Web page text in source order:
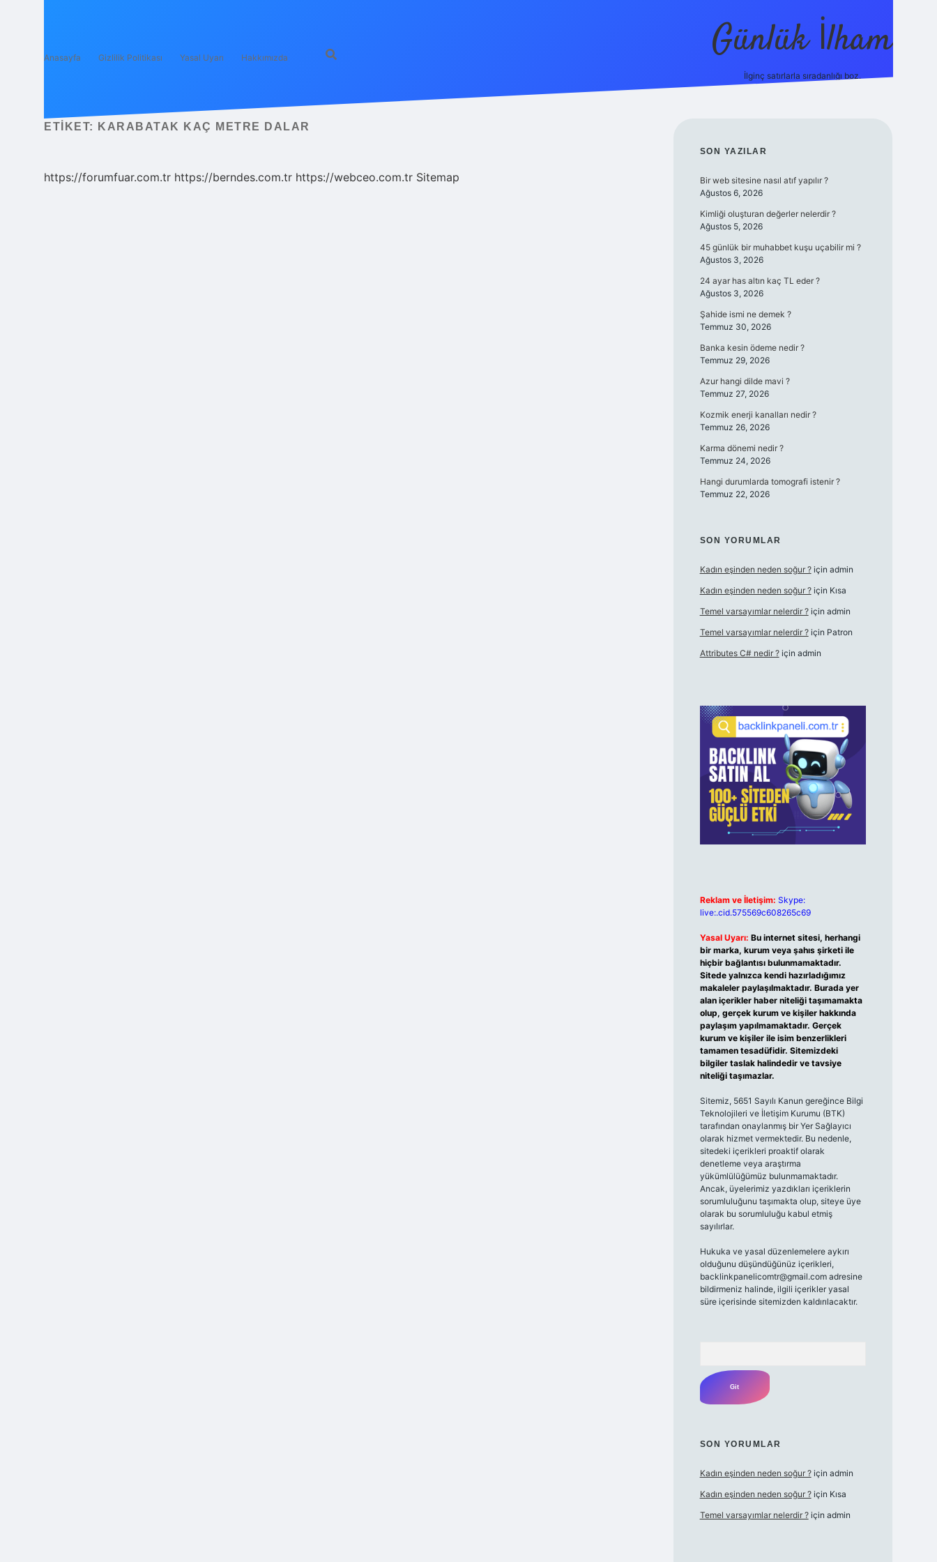
Anasayfa Gizlilik Politikası Yasal Uyarı Hakkımızda Günlük İlham
İlginç satırlarla sıradanlığı boz.
ETIKET: KARABATAK KAÇ METRE DALAR
https://forumfuar.com.tr https://berndes.com.tr https://webceo.com.tr Sitemap
SIDEBAR
SON YAZILAR
Bir web sitesine nasıl atıf yapılır ?
Ağustos 6, 2026
Kimliği oluşturan değerler nelerdir ?
Ağustos 5, 2026
45 günlük bir muhabbet kuşu uçabilir mi ?
Ağustos 3, 2026
24 ayar has altın kaç TL eder ?
Ağustos 3, 2026
Şahide ismi ne demek ?
Temmuz 30, 2026
Banka kesin ödeme nedir ?
Temmuz 29, 2026
Azur hangi dilde mavi ?
Temmuz 27, 2026
Kozmik enerji kanalları nedir ?
Temmuz 26, 2026
Karma dönemi nedir ?
Temmuz 24, 2026
Hangi durumlarda tomografi istenir ?
Temmuz 22, 2026
SON YORUMLAR
Kadın eşinden neden soğur ?için admin
Kadın eşinden neden soğur ?için Kısa
Temel varsayımlar nelerdir ?için admin
Temel varsayımlar nelerdir ?için Patron
Attributes C# nedir ?için admin
Reklam ve İletişim: Skype:
live:.cid.575569c608265c69
Yasal Uyarı: Bu internet sitesi, herhangi
bir marka, kurum veya şahıs şirketi ile
hiçbir bağlantısı bulunmamaktadır.
Sitede yalnızca kendi hazırladığımız
makaleler paylaşılmaktadır. Burada yer
alan içerikler haber niteliği taşımamakta
olup, gerçek kurum ve kişiler hakkında
paylaşım yapılmamaktadır. Gerçek
kurum ve kişiler ile isim benzerlikleri
tamamen tesadüfidir. Sitemizdeki
bilgiler taslak halindedir ve tavsiye
niteliği taşımazlar.
Sitemiz, 5651 Sayılı Kanun gereğince Bilgi
Teknolojileri ve İletişim Kurumu (BTK)
tarafından onaylanmış bir Yer Sağlayıcı
olarak hizmet vermektedir. Bu nedenle,
sitedeki içerikleri proaktif olarak
denetleme veya araştırma
yükümlülüğümüz bulunmamaktadır.
Ancak, üyelerimiz yazdıkları içeriklerin
sorumluluğunu taşımakta olup, siteye üye
olarak bu sorumluluğu kabul etmiş
sayılırlar.
Hukuka ve yasal düzenlemelere aykırı
olduğunu düşündüğünüz içerikleri,
backlinkpanelicomtr@gmail.comadresine
bildirmeniz halinde, ilgili içerikler yasal
süre içerisinde sitemizden kaldırılacaktır.
SON YORUMLAR
Kadın eşinden neden soğur ?için admin
Kadın eşinden neden soğur ?için Kısa
Temel varsayımlar nelerdir ?için admin